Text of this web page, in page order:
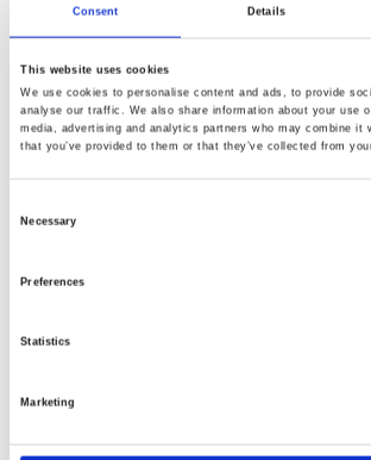
Consent Details
This website uses cookies
We use cookies to personalise content and ads, to provide
analyse our traffic. We also share information about your use
media, advertising and analytics partners who may combine it
that you’ve provided to them or that they’ve collected from
Necessary
Preferences
Statistics
Marketing
Jane Sassaman-Honeysuckle Summer-Digital
Jane